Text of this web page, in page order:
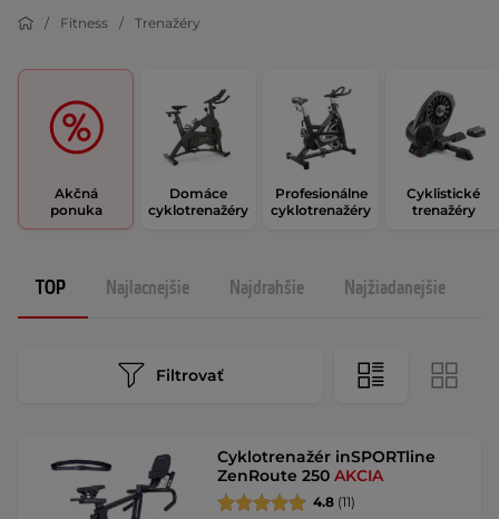
Fitness Trenažéry
Akčná
ponuka
Domáce
cyklotrenažéry
Profesionálne
cyklotrenažéry
Cyklistické
trenažéry
TOP Najlacnejšie Najdrahšie Najžiadanejšie
Filtrovať
Cyklotrenažér inSPORTline
ZenRoute 250AKCIA
4.8 (11)